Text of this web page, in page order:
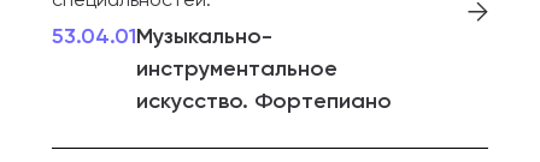
53.04.01Музыкально-
инструментальное
искусство. Фортепиано